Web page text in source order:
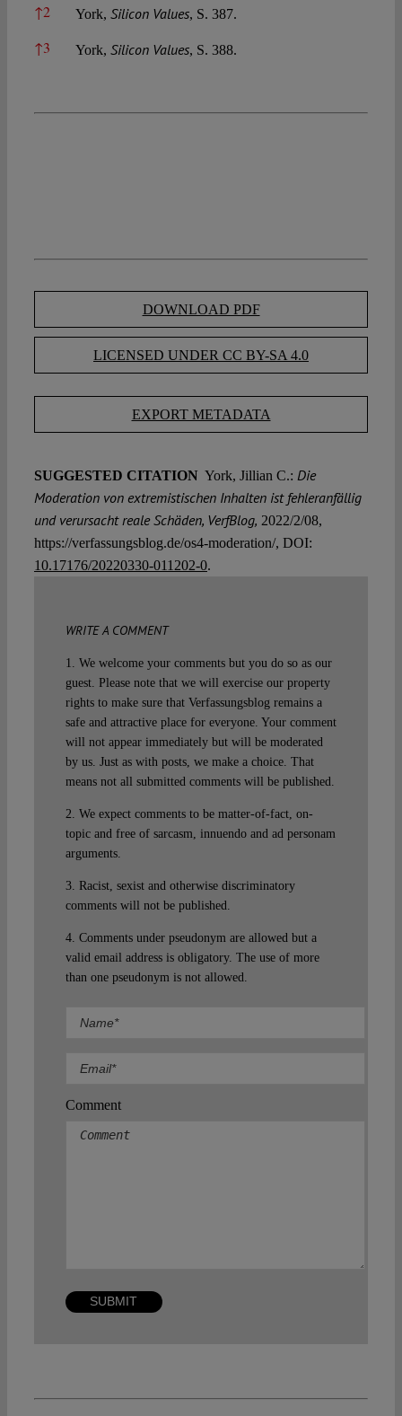
↑2 York, Silicon Values, S. 387.
↑3 York, Silicon Values, S. 388.
DOWNLOAD PDF
LICENSED UNDER CC BY-SA 4.0
EXPORT METADATA
SUGGESTED CITATION York, Jillian C.: Die
Moderation von extremistischen Inhalten ist fehleranfällig
und verursacht reale Schäden, VerfBlog, 2022/2/08,
https://verfassungsblog.de/os4-moderation/, DOI:
10.17176/20220330-011202-0.
WRITE A COMMENT
1. We welcome your comments but you do so as our
guest. Please note that we will exercise our property
rights to make sure that Verfassungsblog remains a
safe and attractive place for everyone. Your comment
will not appear immediately but will be moderated
by us. Just as with posts, we make a choice. That
means not all submitted comments will be published.
2. We expect comments to be matter-of-fact, on-
topic and free of sarcasm, innuendo and ad personam
arguments.
3. Racist, sexist and otherwise discriminatory
comments will not be published.
4. Comments under pseudonym are allowed but a
valid email address is obligatory. The use of more
than one pseudonym is not allowed.
Comment